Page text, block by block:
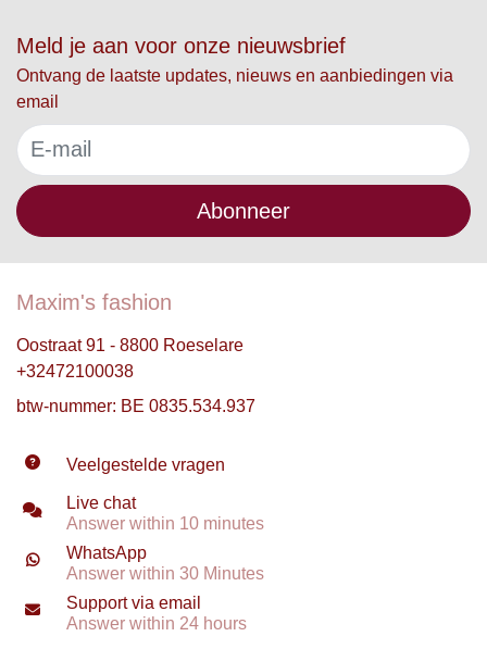
Meld je aan voor onze nieuwsbrief
Ontvang de laatste updates, nieuws en aanbiedingen via
email
Abonneer
Maxim's fashion
Oostraat 91 - 8800 Roeselare
+32472100038
btw-nummer: BE 0835.534.937
Veelgestelde vragen
Live chat
Answer within 10 minutes
WhatsApp
Answer within 30 Minutes
Support via email
Answer within 24 hours